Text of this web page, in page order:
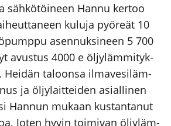
säh­kö­töi­neen Han­nu ker­too
kulu­ja pyö­reät 10
asen­nuk­si­neen 5 700
avus­tus 4000 e öljy­läm­mi­tyk­
Hei­dän taloon­sa ilma­ve­si­läm­
ja öljy­lait­tei­den asial­li­nen
Han­nun mukaan kus­tan­ta­nut
Joten hyvin toi­mi­van öljy­läm­